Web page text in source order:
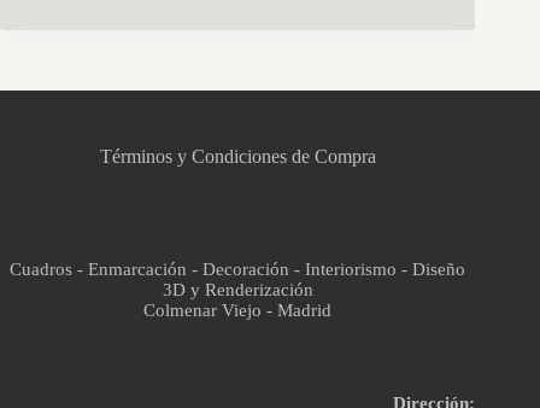
Términos y Condiciones de Compra
Cuadros - Enmarcación - Decoración - Interiorismo - Diseño
3D y Renderización
Colmenar Viejo - Madrid
Dirección:
Asistente virtual · En línea